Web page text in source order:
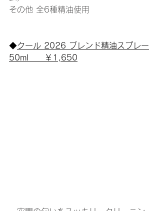
その他 全6種精油使用
◆クール 2026 ブレンド精油スプレー
50ml　　￥1,650